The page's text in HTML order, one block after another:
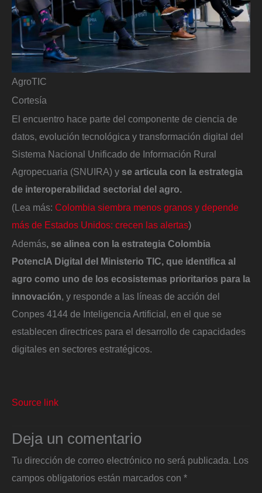
AgroTIC
Cortesía
El encuentro hace parte del componente de ciencia de
datos, evolución tecnológica y transformación digital del
Sistema Nacional Unificado de Información Rural
Agropecuaria (SNUIRA) y se articula con la estrategia
de interoperabilidad sectorial del agro.
(Lea más: Colombia siembra menos granos y depende
más de Estados Unidos: crecen las alertas)
Además, se alinea con la estrategia Colombia
PotencIA Digital del Ministerio TIC, que identifica al
agro como uno de los ecosistemas prioritarios para la
innovación, y responde a las líneas de acción del
Conpes 4144 de Inteligencia Artificial, en el que se
establecen directrices para el desarrollo de capacidades
digitales en sectores estratégicos.
Source link
Deja un comentario
Tu dirección de correo electrónico no será publicada. Los
campos obligatorios están marcados con *